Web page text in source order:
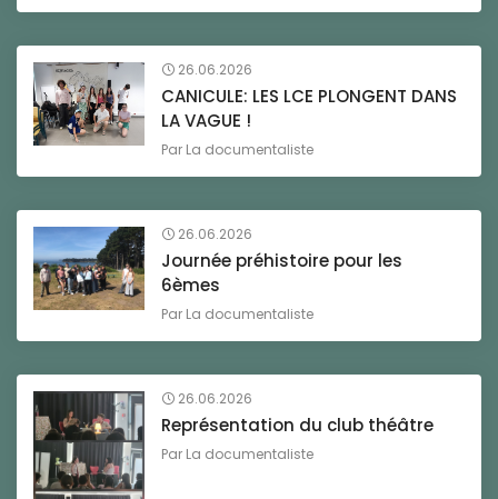
26.06.2026
CANICULE: LES LCE PLONGENT DANS
LA VAGUE !
Par La documentaliste
26.06.2026
Journée préhistoire pour les
6èmes
Par La documentaliste
26.06.2026
Représentation du club théâtre
Par La documentaliste